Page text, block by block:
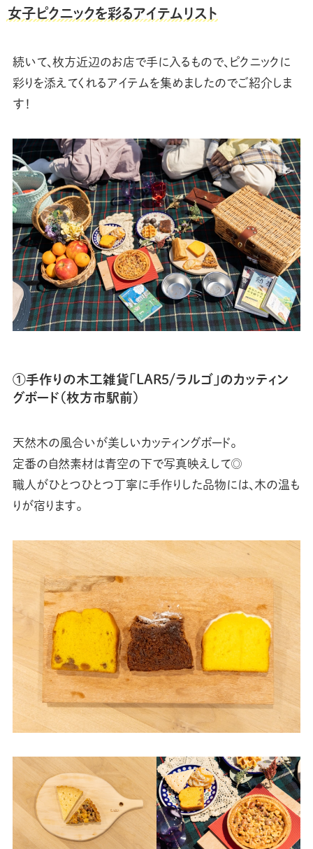
女子ピクニックを彩るアイテムリスト
続いて、枚方近辺のお店で手に入るもので、ピクニックに
彩りを添えてくれるアイテムを集めましたのでご紹介しま
す！
①手作りの木工雑貨「LAR5/ラルゴ」のカッティン
グボード（枚方市駅前）
天然木の風合いが美しいカッティングボード。
定番の自然素材は青空の下で写真映えして◎
職人がひとつひとつ丁寧に手作りした品物には、木の温も
りが宿ります。